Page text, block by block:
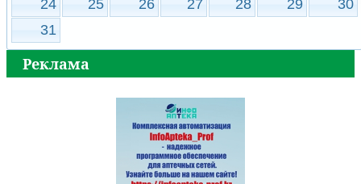
24
25 26 27 28 29
30
31
Реклама